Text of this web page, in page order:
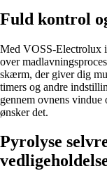
Fuld kontrol
Med VOSS-Electrolux
over
skærm, der giver dig
timers og andre
gennem ovnens
ønsker det.
Pyrolyse